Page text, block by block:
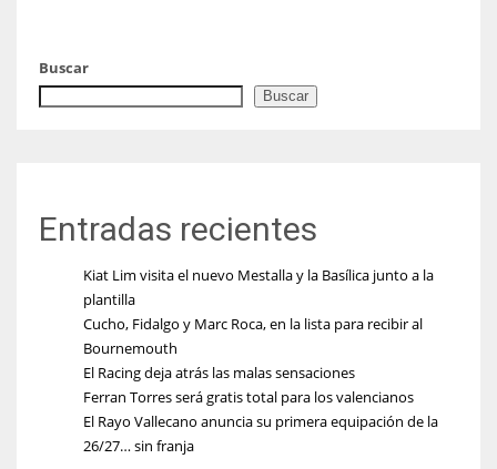
Buscar
Buscar
Entradas recientes
Kiat Lim visita el nuevo Mestalla y la Basílica junto a la
plantilla
Cucho, Fidalgo y Marc Roca, en la lista para recibir al
Bournemouth
El Racing deja atrás las malas sensaciones
Ferran Torres será gratis total para los valencianos
El Rayo Vallecano anuncia su primera equipación de la
26/27… sin franja